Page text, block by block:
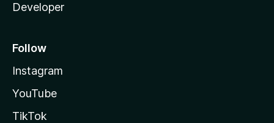
Developer
Follow
Instagram
YouTube
TikTok